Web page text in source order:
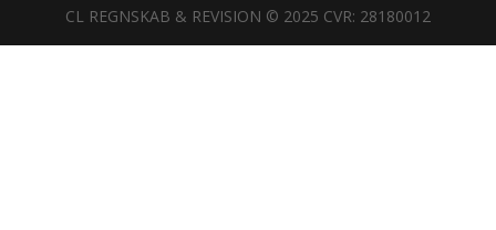
CL REGNSKAB & REVISION © 2025 CVR: 28180012